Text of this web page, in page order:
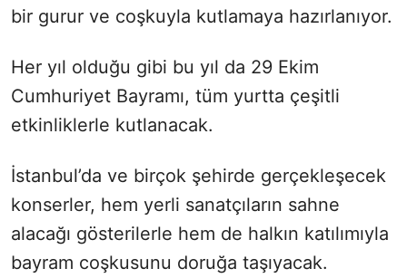
bir gurur ve coşkuyla kutlamaya hazırlanıyor.
Her yıl olduğu gibi bu yıl da 29 Ekim
Cumhuriyet Bayramı, tüm yurtta çeşitli
etkinliklerle kutlanacak.
İstanbul’da ve birçok şehirde gerçekleşecek
konserler, hem yerli sanatçıların sahne
alacağı gösterilerle hem de halkın katılımıyla
bayram coşkusunu doruğa taşıyacak.